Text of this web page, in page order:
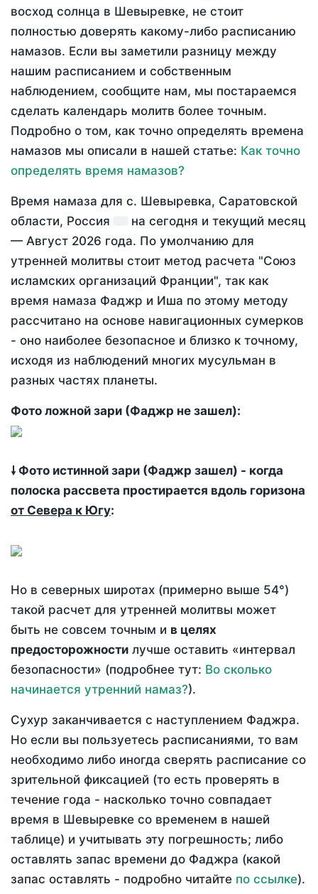
восход солнца в Шевыревке, не стоит
полностью доверять какому-либо расписанию
намазов. Если вы заметили разницу между
нашим расписанием и собственным
наблюдением, сообщите нам, мы постараемся
сделать календарь молитв более точным.
Подробно о том, как точно определять времена
намазов мы описали в нашей статье: Как точно
определять время намазов?
Время намаза для с. Шевыревка, Саратовской
области, Россия
на сегодня и текущий месяц
— Август 2026 года. По умолчанию для
утренней молитвы стоит метод расчета "Союз
исламских организаций Франции", так как
время намаза Фаджр и Иша по этому методу
рассчитано на основе навигационных сумерков
- оно наиболее безопасное и близко к точному,
исходя из наблюдений многих мусульман в
разных частях планеты.
Фото ложной зари (Фаджр не зашел):
🠗 Фото истинной зари (Фаджр зашел) - когда
полоска рассвета простирается вдоль горизона
от Севера к Югу:
Но в северных широтах (примерно выше 54°)
такой расчет для утренней молитвы может
быть не совсем точным и в целях
предосторожности лучше оставить «интервал
безопасности» (подробнее тут: Во сколько
начинается утренний намаз?).
Сухур заканчивается с наступлением Фаджра.
Но если вы пользуетесь расписаниями, то вам
необходимо либо иногда сверять расписание со
зрительной фиксацией (то есть проверять в
течение года - насколько точно совпадает
время в Шевыревке со временем в нашей
таблице) и учитывать эту погрешность; либо
оставлять запас времени до Фаджра (какой
запас оставлять - подробно читайте по ссылке).